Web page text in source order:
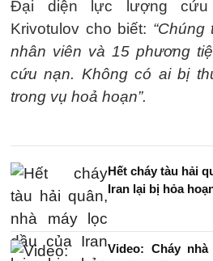
Đại diện lực lượng cứu
Krivotulov cho biết:
nhân viên và 15 phương
cứu nạn. Không có ai bị
trong vụ hoả hoạn”.
Hết cháy tàu hải
Iran lại bị hỏa
Video: Cháy